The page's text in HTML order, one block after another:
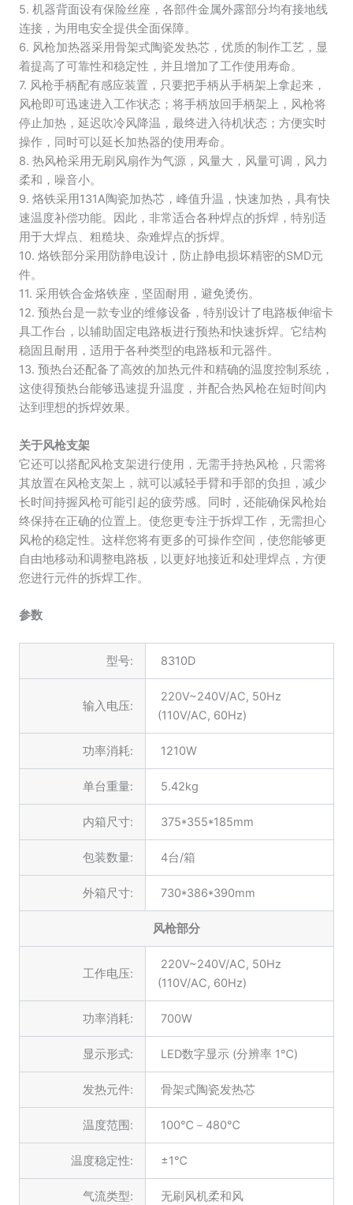
配
款
量
5. 机器背面设有保险丝座，各部件金属外露部分均有接地线
连接，为用电安全提供全面保障。
6. 风枪加热器采用骨架式陶瓷发热芯，优质的制作工艺，显
着提高了可靠性和稳定性，并且增加了工作使用寿命。
7. 风枪手柄配有感应装置，只要把手柄从手柄架上拿起来，
风枪即可迅速进入工作状态；将手柄放回手柄架上，风枪将
停止加热，延迟吹冷风降温，最终进入待机状态；方便实时
操作，同时可以延长加热器的使用寿命。
8. 热风枪采用无刷风扇作为气源，风量大，风量可调，风力
柔和，噪音小。
9. 烙铁采用131A陶瓷加热芯，峰值升温，快速加热，具有快
速温度补偿功能。因此，非常适合各种焊点的拆焊，特别适
用于大焊点、粗糙块、杂难焊点的拆焊。
10. 烙铁部分采用防静电设计，防止静电损坏精密的SMD元
件。
11. 采用铁合金烙铁座，坚固耐用，避免烫伤。
12. 预热台是一款专业的维修设备，特别设计了电路板伸缩卡
具工作台，以辅助固定电路板进行预热和快速拆焊。它结构
稳固且耐用，适用于各种类型的电路板和元器件。
13. 预热台还配备了高效的加热元件和精确的温度控制系统，
这使得预热台能够迅速提升温度，并配合热风枪在短时间内
达到理想的拆焊效果。
关于风枪支架
它还可以搭配风枪支架进行使用，无需手持热风枪，只需将
其放置在风枪支架上，就可以减轻手臂和手部的负担，减少
长时间持握风枪可能引起的疲劳感。同时，还能确保风枪始
终保持在正确的位置上。使您更专注于拆焊工作，无需担心
风枪的稳定性。这样您将有更多的可操作空间，使您能够更
自由地移动和调整电路板，以更好地接近和处理焊点，方便
您进行元件的拆焊工作。
参数
型号: 8310D
输入电压:
220V~240V/AC, 50Hz
(110V/AC, 60Hz)
功率消耗: 1210W
单台重量: 5.42kg
内箱尺寸: 375*355*185mm
包装数量: 4台/箱
外箱尺寸: 730*386*390mm
风枪部分
工作电压:
220V~240V/AC, 50Hz
(110V/AC, 60Hz)
功率消耗: 700W
显示形式: LED数字显示 (分辨率 1℃)
发热元件: 骨架式陶瓷发热芯
温度范围: 100℃－480℃
温度稳定性: ±1℃
气流类型: 无刷风机柔和风